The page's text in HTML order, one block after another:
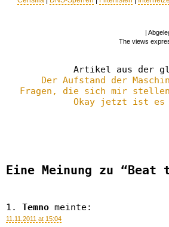
|
The views
Artikel aus der
Der Aufstand der
Fragen, die sich mir
Okay jetzt ist es
Eine Meinung zu “Beat
Temno meinte:
11.11.2011 at 15:04